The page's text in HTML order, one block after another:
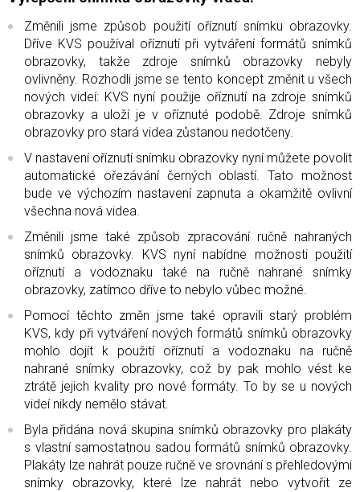
Změnili jsme způsob použití oříznutí snímku obrazovky.
Dříve KVS používal oříznutí při vytváření formátů snímků
obrazovky, takže zdroje snímků obrazovky nebyly
ovlivněny. Rozhodli jsme se tento koncept změnit u všech
nových videí: KVS nyní použije oříznutí na zdroje snímků
obrazovky a uloží je v oříznuté podobě. Zdroje snímků
obrazovky pro stará videa zůstanou nedotčeny.
V nastavení oříznutí snímku obrazovky nyní můžete povolit
automatické ořezávání černých oblastí. Tato možnost
bude ve výchozím nastavení zapnuta a okamžitě ovlivní
všechna nová videa.
Změnili jsme také způsob zpracování ručně nahraných
snímků obrazovky. KVS nyní nabídne možnosti použití
oříznutí a vodoznaku také na ručně nahrané snímky
obrazovky, zatímco dříve to nebylo vůbec možné.
Pomocí těchto změn jsme také opravili starý problém
KVS, kdy při vytváření nových formátů snímků obrazovky
mohlo dojít k použití oříznutí a vodoznaku na ručně
nahrané snímky obrazovky, což by pak mohlo vést ke
ztrátě jejich kvality pro nové formáty. To by se u nových
videí nikdy nemělo stávat.
Byla přidána nová skupina snímků obrazovky pro plakáty
s vlastní samostatnou sadou formátů snímků obrazovky.
Plakáty lze nahrát pouze ručně ve srovnání s přehledovými
snímky obrazovky, které lze nahrát nebo vytvořit ze